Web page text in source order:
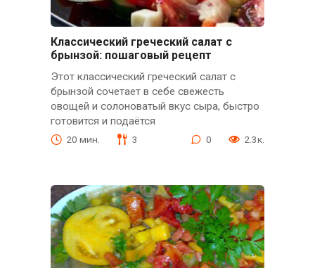
Классический греческий салат с
брынзой: пошаговый рецепт
Этот классический греческий салат с
брынзой сочетает в себе свежесть
овощей и солоноватый вкус сыра, быстро
готовится и подаётся
20 мин. 3 0 2.3к.